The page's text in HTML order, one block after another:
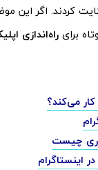
برایراه‌اندازی
کار می‌کند؟
چیست
اینستاگرام